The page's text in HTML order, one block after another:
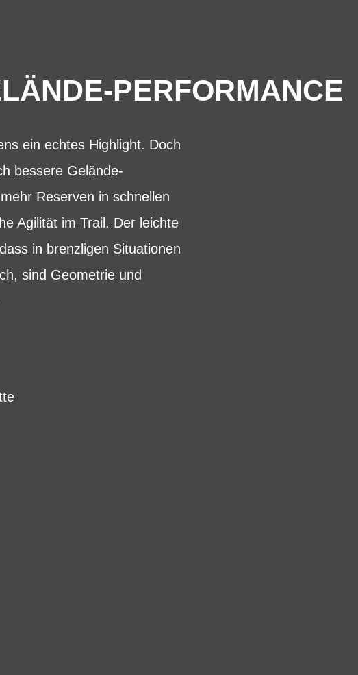
PERFORMANCE
ein echtes Highlight. Doch
bessere Gelände-
Reserven in schnellen
Agilität im Trail. Der leichte
in brenzligen Situationen
sind Geometrie und